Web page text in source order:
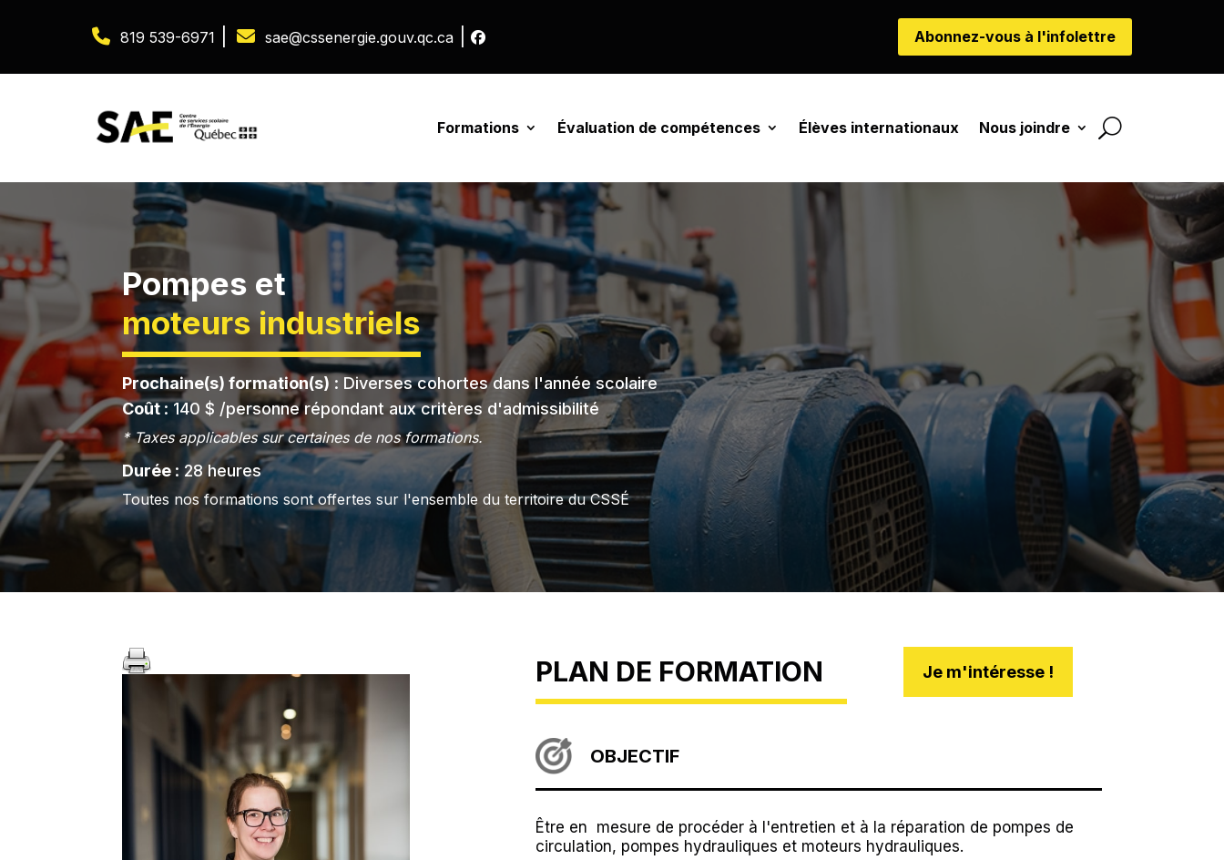
819 539-6971 sae@cssenergie.gouv.qc.ca| Abonnez-vous à l'infolettre
Formations Évaluation de compétences Élèves internationaux Nous joindre
Pompes et
moteurs industriels
Prochaine(s) formation(s) : Diverses cohortes dans l'année scolaire
Coût: 140 $ /personne répondant aux critères d'admissibilité
* Taxes applicables sur certaines de nos formations.
Durée : 28 heures
Toutes nos formations sont offertes sur l'ensemble du territoire du CSSÉ
PLAN DE FORMATION Je m'intéresse !
OBJECTIF
Être en mesure de procéder à l'entretien et à la réparation de pompes de
circulation, pompes hydrauliques et moteurs hydrauliques.